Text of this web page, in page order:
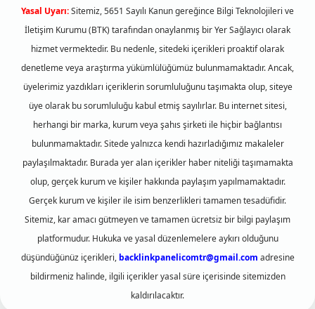
Yasal Uyarı:Sitemiz, 5651 Sayılı Kanun gereğince Bilgi Teknolojileri ve
İletişim Kurumu (BTK) tarafından onaylanmış bir Yer Sağlayıcı olarak
hizmet vermektedir. Bu nedenle, sitedeki içerikleri proaktif olarak
denetleme veya araştırma yükümlülüğümüz bulunmamaktadır. Ancak,
üyelerimiz yazdıkları içeriklerin sorumluluğunu taşımakta olup, siteye
üye olarak bu sorumluluğu kabul etmiş sayılırlar. Bu internet sitesi,
herhangi bir marka, kurum veya şahıs şirketi ile hiçbir bağlantısı
bulunmamaktadır. Sitede yalnızca kendi hazırladığımız makaleler
paylaşılmaktadır. Burada yer alan içerikler haber niteliği taşımamakta
olup, gerçek kurum ve kişiler hakkında paylaşım yapılmamaktadır.
Gerçek kurum ve kişiler ile isim benzerlikleri tamamen tesadüfidir.
Sitemiz, kar amacı gütmeyen ve tamamen ücretsiz bir bilgi paylaşım
platformudur. Hukuka ve yasal düzenlemelere aykırı olduğunu
düşündüğünüz içerikleri, backlinkpanelicomtr@gmail.com adresine
bildirmeniz halinde, ilgili içerikler yasal süre içerisinde sitemizden
kaldırılacaktır.